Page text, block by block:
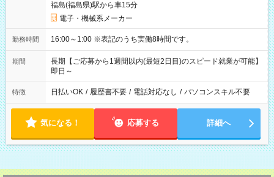
福島(福島県)駅から車15分
電子・機械系メーカー
勤務時間 16:00～1:00 ※表記のうち実働8時間です。
期間
長期【ご応募から1週間以内(最短2日目)のスピード就業が可能】
即日～
特徴 日払いOK / 履歴書不要 / 電話対応なし / パソコンスキル不要
気になる！ 応募する 詳細へ